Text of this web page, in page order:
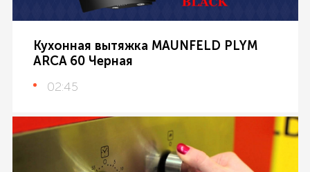
Кухонная вытяжка MAUNFELD PLYM
ARCA 60 Черная
02:45